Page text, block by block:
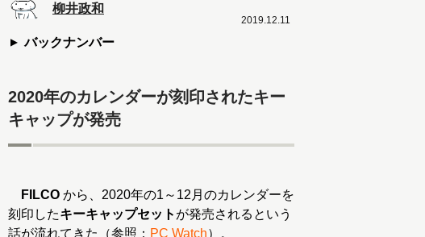
柳井政和
バックナンバー
2019.12.11
2020年のカレンダーが刻印されたキー
キャップが発売
FILCO から、2020年の1～12月のカレンダーを
刻印したキーキャップセット が発売されるという
話が流れてきた（参照： PC Watch）。